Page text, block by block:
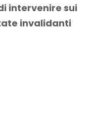
intervenire sui
invalidanti